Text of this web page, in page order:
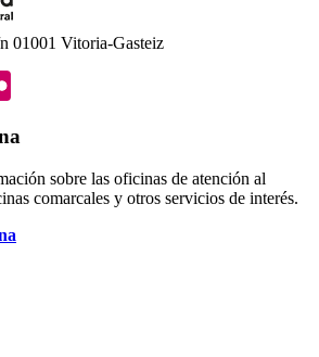
01001 Vitoria-Gasteiz
sobre las oficinas de atención al
comarcales y otros servicios de interés.